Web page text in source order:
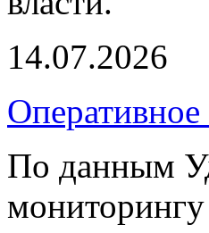
14.07.2026
По данным